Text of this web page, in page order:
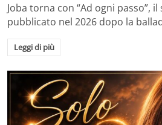
Joba torna con “Ad ogni passo”,
pubblicato nel 2026 dopo la
Leggi di più